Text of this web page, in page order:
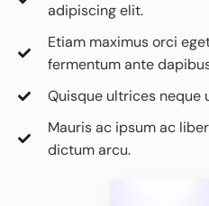
adipiscing elit.
Etiam maximus orci
fermentum ante
Quisque ultrices neque
Mauris ac ipsum ac
dictum arcu.